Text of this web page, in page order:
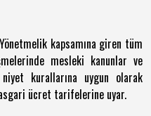
kapsamına giren tüm
mesleki kanunlar ve
kurallarına uygun olarak
ücret tarifelerine uyar.